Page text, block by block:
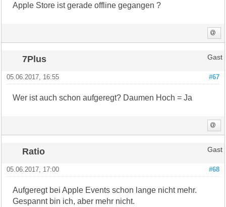
Apple Store ist gerade offline gegangen ?
7Plus Gast
#67
05.06.2017, 16:55
Wer ist auch schon aufgeregt? Daumen Hoch = Ja
Ratio Gast
#68
05.06.2017, 17:00
Aufgeregt bei Apple Events schon lange nicht mehr.
Gespannt bin ich, aber mehr nicht.